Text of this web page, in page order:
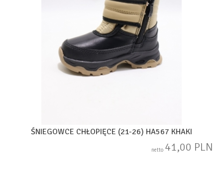
ŚNIEGOWCE CHŁOPIĘCE (21-26) HA567 KHAKI
netto 41,00 PLN